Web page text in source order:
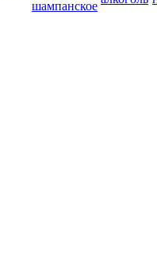
шампанское